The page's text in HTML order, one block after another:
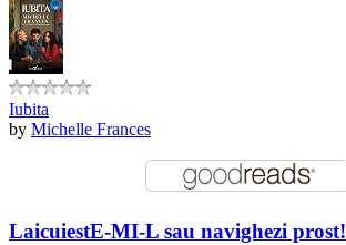
Iubita
by Michelle Frances
LaicuiestE-MI-L sau navighezi prost!